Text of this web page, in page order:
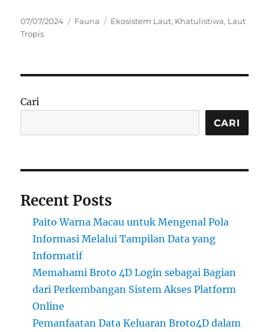
Posted
on
07/07/2024 Categories
Fauna Tags
Ekosistem Laut, Khatulistiwa, Laut
Tropis
Cari
CARI
Recent Posts
Paito Warna Macau untuk Mengenal Pola
Informasi Melalui Tampilan Data yang
Informatif
Memahami Broto 4D Login sebagai Bagian
dari Perkembangan Sistem Akses Platform
Online
Pemanfaatan Data Keluaran Broto4D dalam